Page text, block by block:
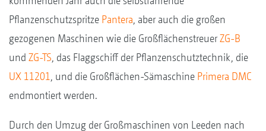
Pflanzenschutzspritze Pantera, aber auch die großen
gezogenen Maschinen wie die GroßflächenstreuerZG-B
und ZG-TS, das Flaggschiff der Pflanzenschutztechnik, die
UX 11201, und die Großflächen-Sämaschine Primera DMC
endmontiert werden.
Durch den Umzug der Großmaschinen von Leeden nach